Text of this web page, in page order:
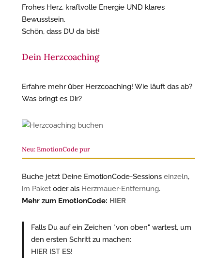
Frohes Herz, kraftvolle Energie UND klares
Bewusstsein.
Schön, dass DU da bist!
Dein Herzcoaching
Erfahre mehr über Herzcoaching! Wie läuft das ab?
Was bringt es Dir?
Neu: EmotionCode pur
Buche jetzt Deine EmotionCode-Sessions einzeln,
im Paketoder als Herzmauer-Entfernung.
Mehr zum EmotionCode: HIER
Falls Du auf ein Zeichen "von oben" wartest, um
den ersten Schritt zu machen:
HIER IST ES!